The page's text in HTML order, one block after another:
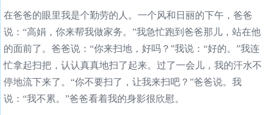
在爸爸的眼里我是个勤劳的人。一个风和日丽的下午，爸爸
说：“高娟，你来帮我做家务。”我急忙跑到爸爸那儿，站在他
的面前了。爸爸说：“你来扫地，好吗？”我说：“好的。”我连
忙拿起扫把，认认真真地扫了起来。过了一会儿，我的汗水不
停地流下来了。“你不要扫了，让我来扫吧？”爸爸说。我
说：“我不累。”爸爸看着我的身影很欣慰。